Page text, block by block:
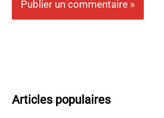
Articles populaires